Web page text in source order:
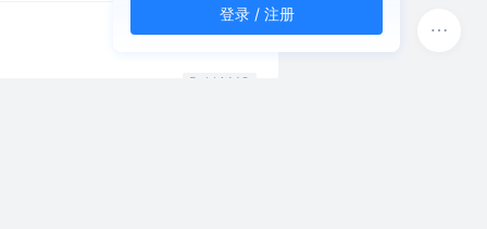
RabbitMQ
登录 / 注册